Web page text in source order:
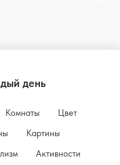
день
Комнаты
Цвет
Картины
Активности